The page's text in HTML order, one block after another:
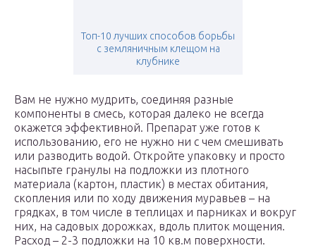
Топ-10 лучших способов борьбы
с земляничным клещом на
клубнике
Вам не нужно мудрить, соединяя разные
компоненты в смесь, которая далеко не всегда
окажется эффективной. Препарат уже готов к
использованию, его не нужно ни с чем смешивать
или разводить водой. Откройте упаковку и просто
насыпьте гранулы на подложки из плотного
материала (картон, пластик) в местах обитания,
скопления или по ходу движения муравьев – на
грядках, в том числе в теплицах и парниках и вокруг
них, на садовых дорожках, вдоль плиток мощения.
Расход – 2-3 подложки на 10 кв.м поверхности.